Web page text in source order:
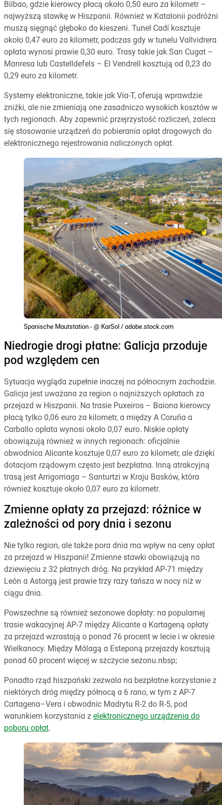
Bilbao, gdzie kierowcy płacą około 0,50 euro za kilometr –
najwyższą stawkę w Hiszpanii. Również w Katalonii podróżni
muszą sięgnąć głęboko do kieszeni. Tunel Cadí kosztuje
około 0,47 euro za kilometr, podczas gdy w tunelu Vallvidrera
opłata wynosi prawie 0,30 euro. Trasy takie jak San Cugat –
Manresa lub Castelldefels – El Vendrell kosztują od 0,23 do
0,29 euro za kilometr.
Systemy elektroniczne, takie jak Via-T, oferują wprawdzie
zniżki, ale nie zmieniają one zasadniczo wysokich kosztów w
tych regionach. Aby zapewnić przejrzystość rozliczeń, zaleca
się stosowanie urządzeń do pobierania opłat drogowych do
elektronicznego rejestrowania naliczonych opłat.
Spanische Mautstation - @ KarSol / adobe.stock.com
Niedrogie drogi płatne: Galicja przoduje
pod względem cen
Sytuacja wygląda zupełnie inaczej na północnym zachodzie.
Galicja jest uważana za region o najniższych opłatach za
przejazd w Hiszpanii. Na trasie Puxeiros – Baiona kierowcy
płacą tylko 0,06 euro za kilometr, a między A Coruña a
Carballo opłata wynosi około 0,07 euro. Niskie opłaty
obowiązują również w innych regionach: oficjalnie
obwodnica Alicante kosztuje 0,07 euro za kilometr, ale dzięki
dotacjom rządowym często jest bezpłatna. Inną atrakcyjną
trasą jest Arrigorriaga – Santurtzi w Kraju Basków, która
również kosztuje około 0,07 euro za kilometr.
Zmienne opłaty za przejazd: różnice w
zależności od pory dnia i sezonu
Nie tylko region, ale także pora dnia ma wpływ na ceny opłat
za przejazd w Hiszpanii! Zmienne stawki obowiązują na
dziewięciu z 32 płatnych dróg. Na przykład AP-71 między
León a Astorgą jest prawie trzy razy tańsza w nocy niż w
ciągu dnia.
Powszechne są również sezonowe dopłaty: na popularnej
trasie wakacyjnej AP-7 między Alicante a Kartageną opłaty
za przejazd wzrastają o ponad 76 procent w lecie i w okresie
Wielkanocy. Między Málagą a Esteponą przejazdy kosztują
ponad 60 procent więcej w szczycie sezonu.nbsp;
Ponadto rząd hiszpański zezwala na bezpłatne korzystanie z
niektórych dróg między północą a 6 rano, w tym z AP-7
Cartagena–Vera i obwodnic Madrytu R-2 do R-5, pod
warunkiem korzystania z elektronicznego urządzenia do
poboru opłat.